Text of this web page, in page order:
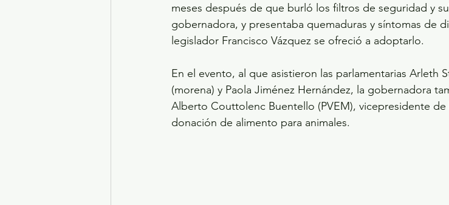
meses después de que burló los filtros de seguridad y
gobernadora, y presentaba quemaduras y síntomas de
legislador Francisco Vázquez se ofreció a adoptarlo.
En el evento, al que asistieron las parlamentarias Arleth
(morena) y Paola Jiménez Hernández, la gobernadora
Alberto Couttolenc Buentello (PVEM), vicepresidente
donación de alimento para animales.